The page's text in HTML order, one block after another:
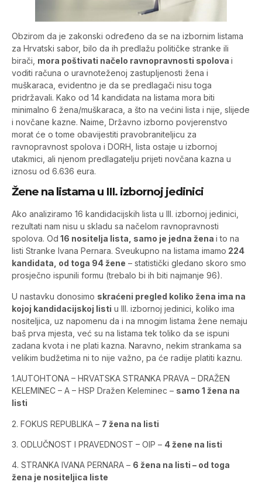
Obzirom da je zakonski određeno da se na izbornim listama
za Hrvatski sabor, bilo da ih predlažu političke stranke ili
birači, mora poštivati načelo ravnopravnosti spolova i
voditi računa o uravnoteženoj zastupljenosti žena i
muškaraca, evidentno je da se predlagači nisu toga
pridržavali. Kako od 14 kandidata na listama mora biti
minimalno 6 žena/muškaraca, a što na većini lista i nije, slijede
i novčane kazne. Naime, Državno izborno povjerenstvo
morat će o tome obavijestiti pravobraniteljicu za
ravnopravnost spolova i DORH, lista ostaje u izbornoj
utakmici, ali njenom predlagatelju prijeti novčana kazna u
iznosu od 6.636 eura.
Žene na listama u III. izbornoj jedinici
Ako analiziramo 16 kandidacijskih lista u III. izbornoj jedinici,
rezultati nam nisu u skladu sa načelom ravnopravnosti
spolova. Od 16 nositelja lista, samo je jedna žena i to na
listi Stranke Ivana Pernara. Sveukupno na listama imamo 224
kandidata, od toga 94 žene – statistički gledano skoro smo
prosječno ispunili formu (trebalo bi ih biti najmanje 96).
U nastavku donosimo skraćeni pregled koliko žena ima na
kojoj kandidacijskoj listi u III. izbornoj jedinici, koliko ima
nositeljica, uz napomenu da i na mnogim listama žene nemaju
baš prva mjesta, već su na listama tek toliko da se ispuni
zadana kvota i ne plati kazna. Naravno, nekim strankama sa
velikim budžetima ni to nije važno, pa će radije platiti kaznu.
1.AUTOHTONA – HRVATSKA STRANKA PRAVA – DRAŽEN
KELEMINEC – A – HSP Dražen Keleminec – samo 1 žena na
listi
2. FOKUS REPUBLIKA – 7 žena na listi
3. ODLUČNOST I PRAVEDNOST – OIP – 4 žene na listi
4. STRANKA IVANA PERNARA – 6 žena na listi – od toga
žena je nositeljica liste